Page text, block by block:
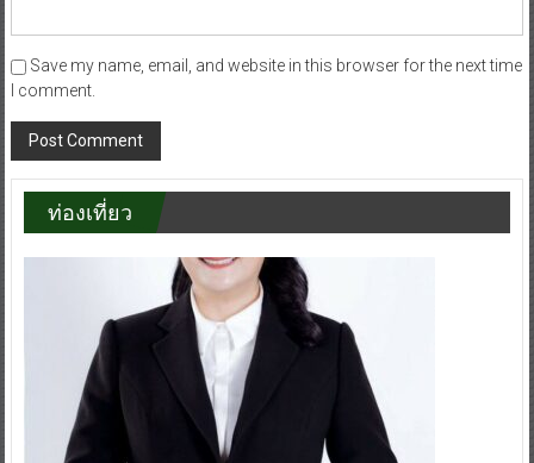
Save my name, email, and website in this browser for the next time
I comment.
ท่องเที่ยว